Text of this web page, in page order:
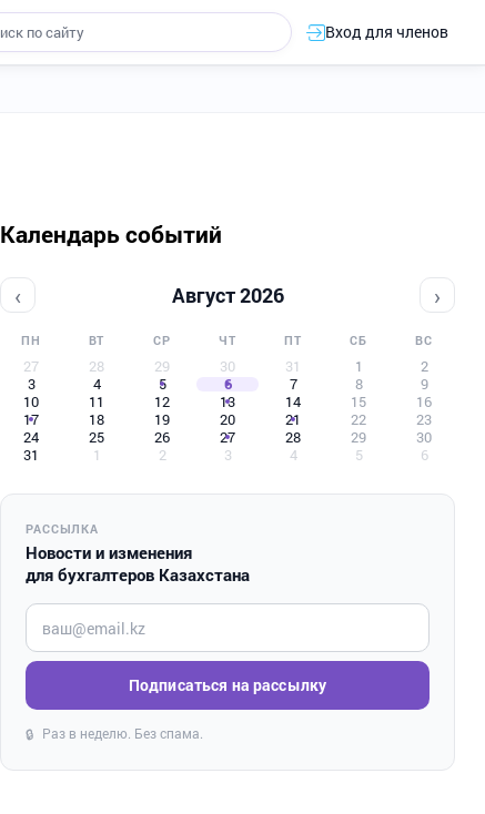
Вход для членов
Календарь событий
‹ Август 2026 ›
ПН ВТ СР ЧТ ПТ СБ ВС
27 28 29 30 31 1
2
3
4 5 6 7 8
9
10
11 12 13 14 15
16
17
18 19 20 21 22
23
24
25 26 27 28 29
30
31
1 2 3 4 5 6
РАССЫЛКА
Новости и изменения
для бухгалтеров Казахстана
Введите ваш e-mail
Подписаться на рассылку
🔒 Раз в неделю. Без спама.